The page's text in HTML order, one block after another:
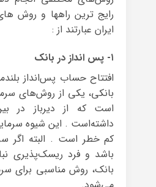
رایج ترین راهها و روش
ایران عبارتند از :
۱- پس انداز در بانک
افتتاح حساب پس‌انداز
بانکی، یکی از روش‌های
است که از دیرباز در
داشته‌است . این شیوه
کم خطر است . البته اگر
باشد و فرد ریسک‌پذیری
بانک، روش مناسبی برای